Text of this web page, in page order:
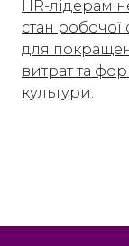
HR-лідерам
стан
для
витрат та
культури.